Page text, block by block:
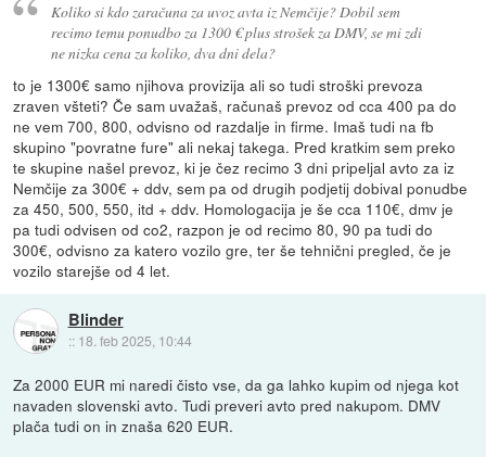
Koliko si kdo zaračuna za uvoz avta iz Nemčije? Dobil sem
recimo temu ponudbo za 1300 € plus strošek za DMV, se mi zdi
ne nizka cena za koliko, dva dni dela?
to je 1300€ samo njihova provizija ali so tudi stroški prevoza
zraven všteti? Če sam uvažaš, računaš prevoz od cca 400 pa do
ne vem 700, 800, odvisno od razdalje in firme. Imaš tudi na fb
skupino "povratne fure" ali nekaj takega. Pred kratkim sem preko
te skupine našel prevoz, ki je čez recimo 3 dni pripeljal avto za iz
Nemčije za 300€ + ddv, sem pa od drugih podjetij dobival ponudbe
za 450, 500, 550, itd + ddv. Homologacija je še cca 110€, dmv je
pa tudi odvisen od co2, razpon je od recimo 80, 90 pa tudi do
300€, odvisno za katero vozilo gre, ter še tehnični pregled, če je
vozilo starejše od 4 let.
Blinder
:: 18. feb 2025, 10:44
Za 2000 EUR mi naredi čisto vse, da ga lahko kupim od njega kot
navaden slovenski avto. Tudi preveri avto pred nakupom. DMV
plača tudi on in znaša 620 EUR.